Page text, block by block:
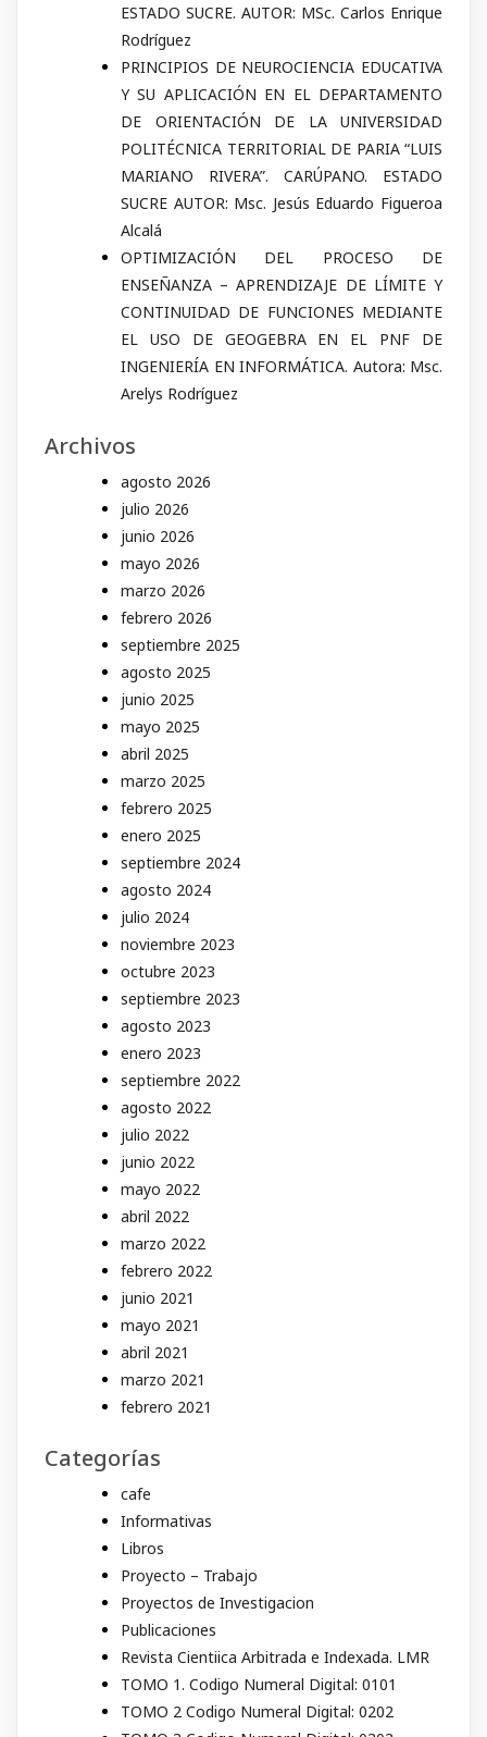
ESTADO SUCRE. AUTOR: MSc. Carlos Enrique
Rodríguez
PRINCIPIOS DE NEUROCIENCIA EDUCATIVA
Y SU APLICACIÓN EN EL DEPARTAMENTO
DE ORIENTACIÓN DE LA UNIVERSIDAD
POLITÉCNICA TERRITORIAL DE PARIA “LUIS
MARIANO RIVERA”. CARÚPANO. ESTADO
SUCRE AUTOR: Msc. Jesús Eduardo Figueroa
Alcalá
OPTIMIZACIÓN DEL PROCESO DE
ENSEÑANZA – APRENDIZAJE DE LÍMITE Y
CONTINUIDAD DE FUNCIONES MEDIANTE
EL USO DE GEOGEBRA EN EL PNF DE
INGENIERÍA EN INFORMÁTICA. Autora: Msc.
Arelys Rodríguez
Archivos
agosto 2026
julio 2026
junio 2026
mayo 2026
marzo 2026
febrero 2026
septiembre 2025
agosto 2025
junio 2025
mayo 2025
abril 2025
marzo 2025
febrero 2025
enero 2025
septiembre 2024
agosto 2024
julio 2024
noviembre 2023
octubre 2023
septiembre 2023
agosto 2023
enero 2023
septiembre 2022
agosto 2022
julio 2022
junio 2022
mayo 2022
abril 2022
marzo 2022
febrero 2022
junio 2021
mayo 2021
abril 2021
marzo 2021
febrero 2021
Categorías
cafe
Informativas
Libros
Proyecto – Trabajo
Proyectos de Investigacion
Publicaciones
Revista Cientiica Arbitrada e Indexada. LMR
TOMO 1. Codigo Numeral Digital: 0101
TOMO 2 Codigo Numeral Digital: 0202